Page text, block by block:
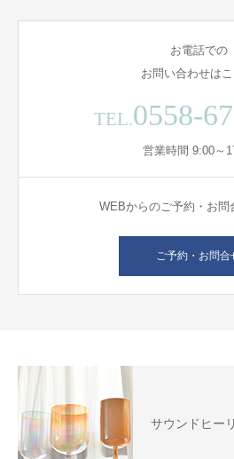
お電話での
お問い合わせは
TEL.0558-
営業時間 9:00～
WEBからのご予約・お問
ご予約・お問合
サウンドヒー